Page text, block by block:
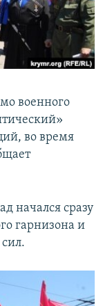
военного
во время
начался сразу
гарнизона и